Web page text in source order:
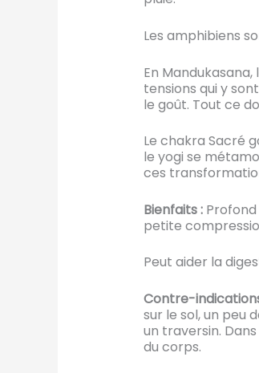
Les amphibiens
En
tensions qui y
le goût. Tout ce
Le chakra Sacré
le yogi se
ces
Bienfaits :
petite
Peut aider la
Contre-
sur le sol, un peu
un traversin.
du corps.